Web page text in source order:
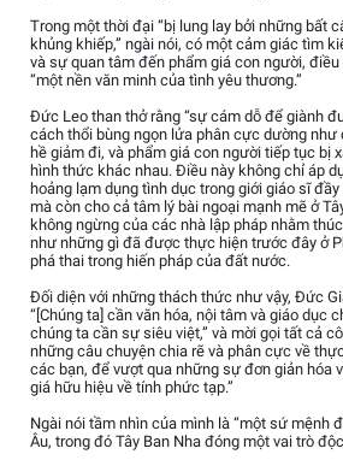
Trong một thời đại “bị lung lay bởi những bất
khủng khiếp,” ngài nói, có một cảm giác tìm
và sự quan tâm đến phẩm giá con người,
“một nền văn minh của tình yêu thương.”
Đức Leo than thở rằng “sự cám dỗ để giành
cách thổi bùng ngọn lửa phân cực dường
hề giảm đi, và phẩm giá con người tiếp tục bị
hình thức khác nhau. Điều này không chỉ áp
hoảng lạm dụng tình dục trong giới giáo sĩ
mà còn cho cả tâm lý bài ngoại mạnh mẽ ở
không ngừng của các nhà lập pháp nhằm
như những gì đã được thực hiện trước đây ở
phá thai trong hiến pháp của đất nước.
Đối diện với những thách thức như vậy, Đức
“[Chúng ta] cần văn hóa, nội tâm và giáo dục
chúng ta cần sự siêu việt,” và mời gọi tất cả
những câu chuyện chia rẽ và phân cực về
các bạn, để vượt qua những sự đơn giản hóa
giá hữu hiệu về tính phức tạp.”
Ngài nói tầm nhìn của mình là “một sứ mệnh
Âu, trong đó Tây Ban Nha đóng một vai trò